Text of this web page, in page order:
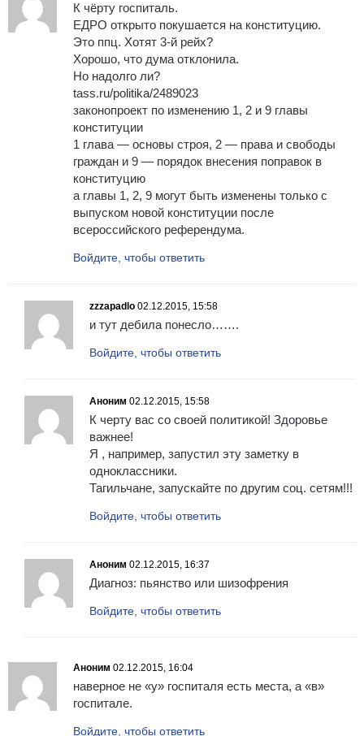
К чёрту госпиталь.
ЕДРО открыто покушается на конституцию.
Это ппц. Хотят 3-й рейх?
Хорошо, что дума отклонила.
Но надолго ли?
tass.ru/politika/2489023
законопроект по изменению 1, 2 и 9 главы
конституции
1 глава — основы строя, 2 — права и свободы
граждан и 9 — порядок внесения поправок в
конституцию
а главы 1, 2, 9 могут быть изменены только с
выпуском новой конституции после
всероссийского референдума.
Войдите, чтобы ответить
zzzapadlo 02.12.2015, 15:58
и тут дебила понесло…….
Войдите, чтобы ответить
Аноним 02.12.2015, 15:58
К черту вас со своей политикой! Здоровье
важнее!
Я , например, запустил эту заметку в
одноклассники.
Тагильчане, запускайте по другим соц. сетям!!!
Войдите, чтобы ответить
Аноним 02.12.2015, 16:37
Диагноз: пьянство или шизофрения
Войдите, чтобы ответить
Аноним 02.12.2015, 16:04
наверное не «у» госпиталя есть места, а «в»
госпитале.
Войдите, чтобы ответить